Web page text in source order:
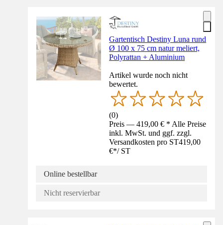
Gartentisch Destiny Luna rund
Ø 100 x 75 cm natur meliert,
Polyrattan + Aluminium
Artikel wurde noch nicht
bewertet.
(0)
Preis — 419,00 € * Alle Preise
inkl. MwSt. und ggf. zzgl.
Versandkosten pro ST419,00
€*/ ST
Online bestellbar
Nicht reservierbar